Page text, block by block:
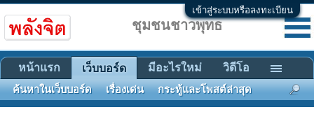
เข้าสู่ระบบหรือลงทะเบียน
ชุมชนชาวพุทธ
หน้าแรก เว็บบอร์ด
ค้นหาในเว็บบอร์ด เรื่องเด่น กระทู้และโพสต์ล่าสุด
มีอะไรใหม่ วิดีโอ